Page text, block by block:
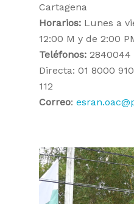
Cartagena
Horarios: Lunes a
12:00 M y de 2:00
Teléfonos: 2840044
Directa: 01 8000
112
Correo: